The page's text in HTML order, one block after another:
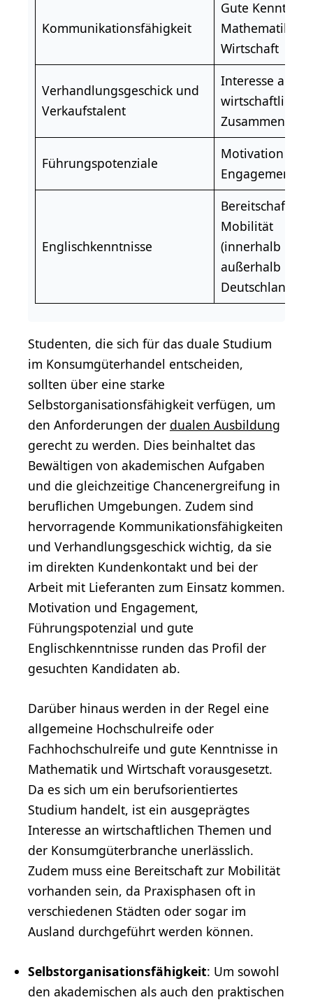
Kommunikationsfähigkeit
Gute
Mathematik
Wirtschaft
Verhandlungsgeschick und
Verkaufstalent
Interesse an
wirtschaftlichen
Führungspotenziale
Motivation und
Engagement
Englischkenntnisse
Bereitschaft zur
Mobilität
(innerhalb und
außerhalb
Deutschlands)
Studenten, die sich für das duale Studium
im Konsumgüterhandel entscheiden,
sollten über eine starke
Selbstorganisationsfähigkeit verfügen, um
den Anforderungen der dualen Ausbildung
gerecht zu werden. Dies beinhaltet das
Bewältigen von akademischen Aufgaben
und die gleichzeitige Chancenergreifung in
beruflichen Umgebungen. Zudem sind
hervorragende Kommunikationsfähigkeiten
und Verhandlungsgeschick wichtig, da sie
im direkten Kundenkontakt und bei der
Arbeit mit Lieferanten zum Einsatz kommen.
Motivation und Engagement,
Führungspotenzial und gute
Englischkenntnisse runden das Profil der
gesuchten Kandidaten ab.
Darüber hinaus werden in der Regel eine
allgemeine Hochschulreife oder
Fachhochschulreife und gute Kenntnisse in
Mathematik und Wirtschaft vorausgesetzt.
Da es sich um ein berufsorientiertes
Studium handelt, ist ein ausgeprägtes
Interesse an wirtschaftlichen Themen und
der Konsumgüterbranche unerlässlich.
Zudem muss eine Bereitschaft zur Mobilität
vorhanden sein, da Praxisphasen oft in
verschiedenen Städten oder sogar im
Ausland durchgeführt werden können.
Selbstorganisationsfähigkeit: Um sowohl
den akademischen als auch den praktischen